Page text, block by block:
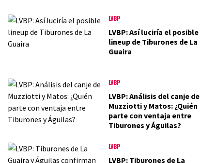
LVBP
LVBP: Así luciría el posible
lineup de Tiburones de La
Guaira
LVBP
LVBP: Análisis del canje de
Muzziotti y Matos: ¿Quién
parte con ventaja entre
Tiburones y Águilas?
LVBP
LVBP: Tiburones de La